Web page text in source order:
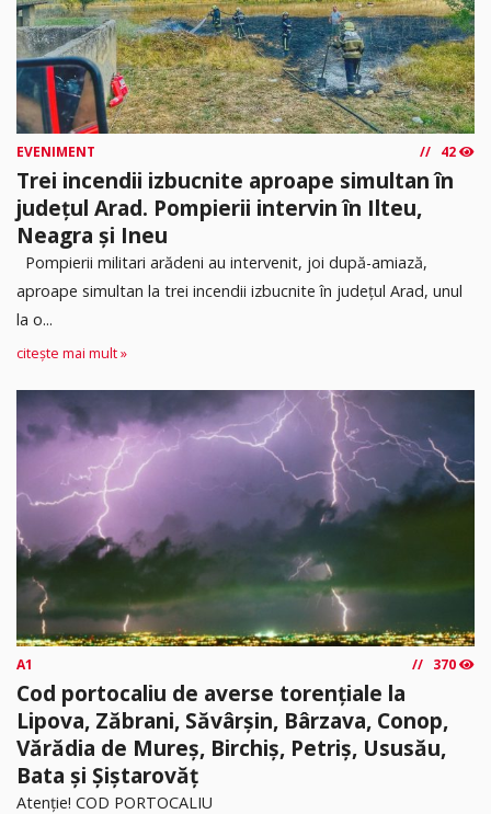
EVENIMENT 42
Trei incendii izbucnite aproape simultan în
județul Arad. Pompierii intervin în Ilteu,
Neagra și Ineu
Pompierii militari arădeni au intervenit, joi după-amiază,
aproape simultan la trei incendii izbucnite în județul Arad, unul
la o...
citește mai mult »
A1 370
Cod portocaliu de averse torențiale la
Lipova, Zăbrani, Săvârșin, Bârzava, Conop,
Vărădia de Mureș, Birchiș, Petriș, Ususău,
Bata și Șiștarovăț
Atenție! COD PORTOCALIU